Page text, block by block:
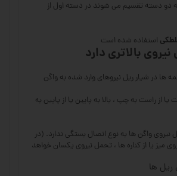
به دو دسته تقسیم می شوند در دسته اول از
استفاده شده است
بالاتری دارد
ها در شیار ریل نیروهای وارد شده به واگن
از راست به چپ ، بالا به پایین یا از پایین به
واگن ها به نوع اتصال بستگی ندارد. (در
صورت اتصال LM Guide روی میز یا از کناره ها ، تحمل نیروی یکسان خواهد
ریل ها